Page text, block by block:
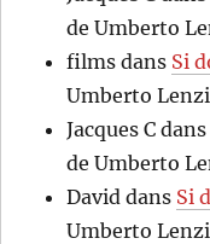
de Umberto
films dans Si
Umberto Lenzi
Jacques C dans
de Umberto
David dans Si
Umberto Lenzi